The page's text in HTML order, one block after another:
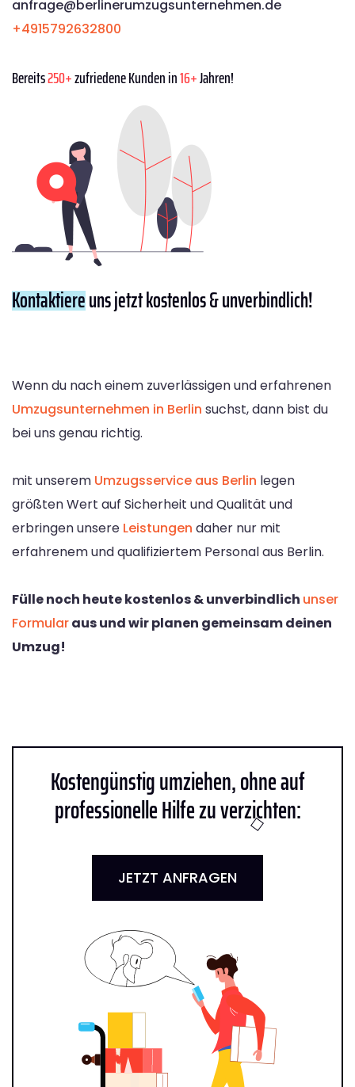
anfrage@berlinerumzugsunternehmen.de
+4915792632800
Bereits250+zufriedene Kunden in16+Jahren!
Kontaktiereuns jetzt kostenlos & unverbindlich!
Wenn du nach einem zuverlässigen und erfahrenen
Umzugsunternehmen in Berlin suchst, dann bist du
bei uns genau richtig.
mit unserem Umzugsservice aus Berlin legen
größten Wert auf Sicherheit und Qualität und
erbringen unsere Leistungen daher nur mit
erfahrenem und qualifiziertem Personal aus Berlin.
Fülle noch heute kostenlos & unverbindlich unser
Formularaus und wir planen gemeinsam deinen
Umzug!
Kostengünstig umziehen, ohne auf
professionelle Hilfe zu verzichten:
JETZT ANFRAGEN